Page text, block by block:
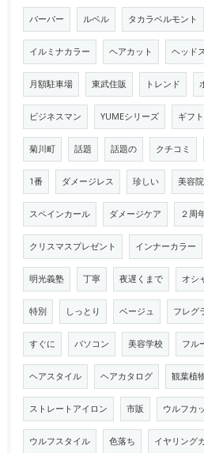
バーバー ルベル タカラベルモント
イルミナカラー ヘアカット ヘッド
月額駐車場 東武住販 トレンド
ビジネスマン YUMEシリーズ ギフト
菊川町 話題 話題の クチコミ
1番 ダメージレス 珍しい 美容
スペインカール ダメージケア ２周
クリスマスプレゼント インナーカラー
明光義塾 丁寧 夜遅くまで オシ
特別 しっとり ベージュ フレグ
すぐに パソコン 美容学校 フル
ヘアスタイル ヘアカタログ 観葉植
ストレートアイロン 市販 ウルフカ
ウルフスタイル 色落ち イヤリング